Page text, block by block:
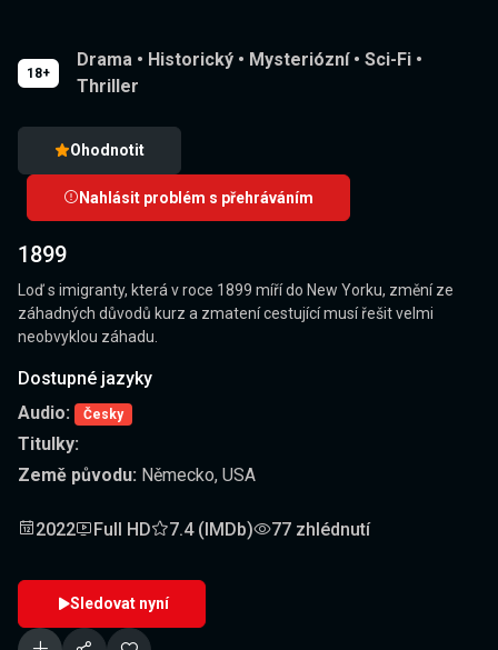
18+
Drama • Historický • Mysteriózní • Sci-Fi •
Thriller
Ohodnotit
Nahlásit problém s přehráváním
1899
Loď s imigranty, která v roce 1899 míří do New Yorku, změní ze
záhadných důvodů kurz a zmatení cestující musí řešit velmi
neobvyklou záhadu.
Dostupné jazyky
Audio:
Česky
Titulky:
Země původu: Německo, USA
2022 Full HD 7.4 (IMDb) 77 zhlédnutí
Sledovat nyní